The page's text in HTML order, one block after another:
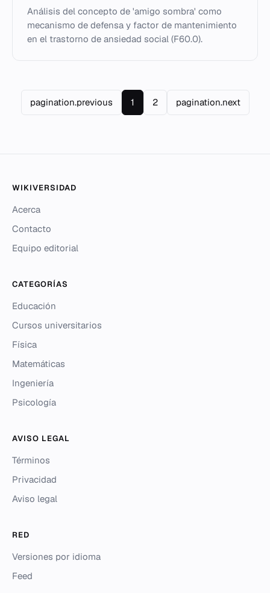
Análisis del concepto de 'amigo sombra' como
mecanismo de defensa y factor de mantenimiento
en el trastorno de ansiedad social (F60.0).
pagination.previous 1 2 pagination.next
WIKIVERSIDAD
Acerca
Contacto
Equipo editorial
CATEGORÍAS
Educación
Cursos universitarios
Física
Matemáticas
Ingeniería
Psicología
AVISO LEGAL
Términos
Privacidad
Aviso legal
RED
Versiones por idioma
Feed